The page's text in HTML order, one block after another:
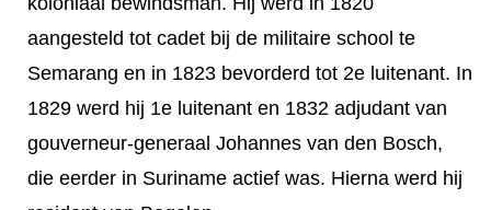
aangesteld tot cadet bij de militaire school te
Semarang en in 1823 bevorderd tot 2e luitenant. In
1829 werd hij 1e luitenant en 1832 adjudant van
gouverneur-generaal Johannes van den Bosch,
die eerder in Suriname actief was. Hierna werd hij